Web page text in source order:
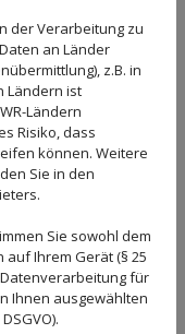
nur clever
Wir sorgen
von aRTE Möbel
simpel: Sie
mit einem leeren
versehenen
und
Unsere
aber leichte
Ihrem Gefährt
der Verarbeitung zu
an Länder
z.B. in
Ländern ist
Ländern
Risiko, dass
können. Weitere
Sie in den
Sie sowohl dem
Ihrem Gerät (§ 25
für
Ihnen ausgewählten